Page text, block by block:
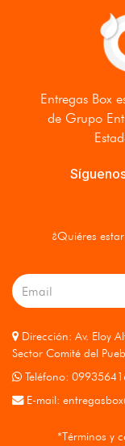
Entregas Box
de Grupo
¿Quiéres
Dirección: Av. Eloy
Sector Comité del
Teléfono:
E-mail:
*Términos y